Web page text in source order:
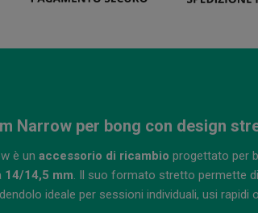
Narrow per bong con design
è un accessorio di ricambio progettato per
14/14,5 mm. Il suo formato stretto permette di
ideale per sessioni individuali, usi rapidi